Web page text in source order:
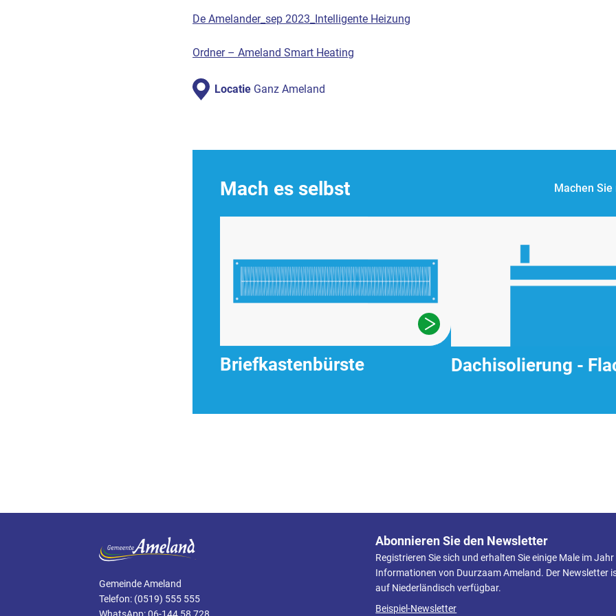
De Amelander_sep 2023_Intelligente Heizung
Ordner – Ameland Smart Heating
Locatie Ganz Ameland
Mach es selbst Machen
Briefkastenbürste Dachisolierung -
Gemeinde Ameland
Telefon: (0519) 555 555
Abonnieren Sie den Newsletter
Registrieren Sie sich und erhalten Sie einige Male im Jahr
Informationen von Duurzaam Ameland. Der Newsletter
auf Niederländisch verfügbar.
Beispiel-Newsletter